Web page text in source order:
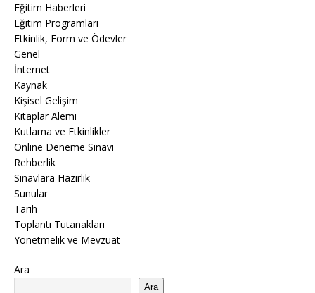
Eğitim Haberleri
Eğitim Programları
Etkinlik, Form ve Ödevler
Genel
İnternet
Kaynak
Kişisel Gelişim
Kitaplar Alemi
Kutlama ve Etkinlikler
Online Deneme Sınavı
Rehberlik
Sınavlara Hazırlık
Sunular
Tarih
Toplantı Tutanakları
Yönetmelik ve Mevzuat
Ara
Ara